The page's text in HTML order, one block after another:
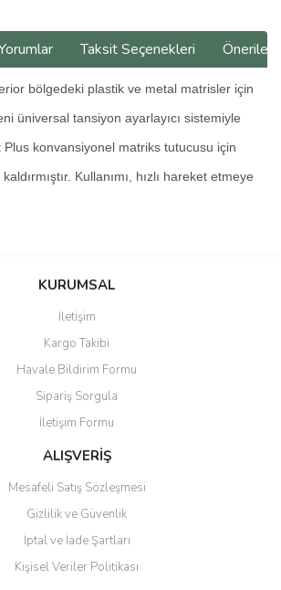
Taksit Seçenekleri
bölgedeki plastik ve metal matrisler için
üniversal tansiyon ayarlayıcı sistemiyle
konvansiyonel matriks tutucusu için
Kullanımı, hızlı hareket etmeye
Bu ürüne ilk yorumu siz yapın!
bozuk veya görüntülenemiyor.
eksik bilgiler bulunuyor.
hatalar bulunuyor.
sitelerden daha pahalı.
farklı alternatifler olmalı.
Gönder
KURUMSAL
İletişim
Kargo Takibi
Havale Bildirim Formu
Sipariş Sorgula
İletişim Formu
ALIŞVERİŞ
Mesafeli Satış Sözleşmesi
Gizlilik ve Güvenlik
İptal ve İade Şartları
Kişisel Veriler Politikası